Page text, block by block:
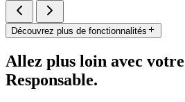
Découvrez plus de fonctionnalités
Allez plus loin avec
Responsable.